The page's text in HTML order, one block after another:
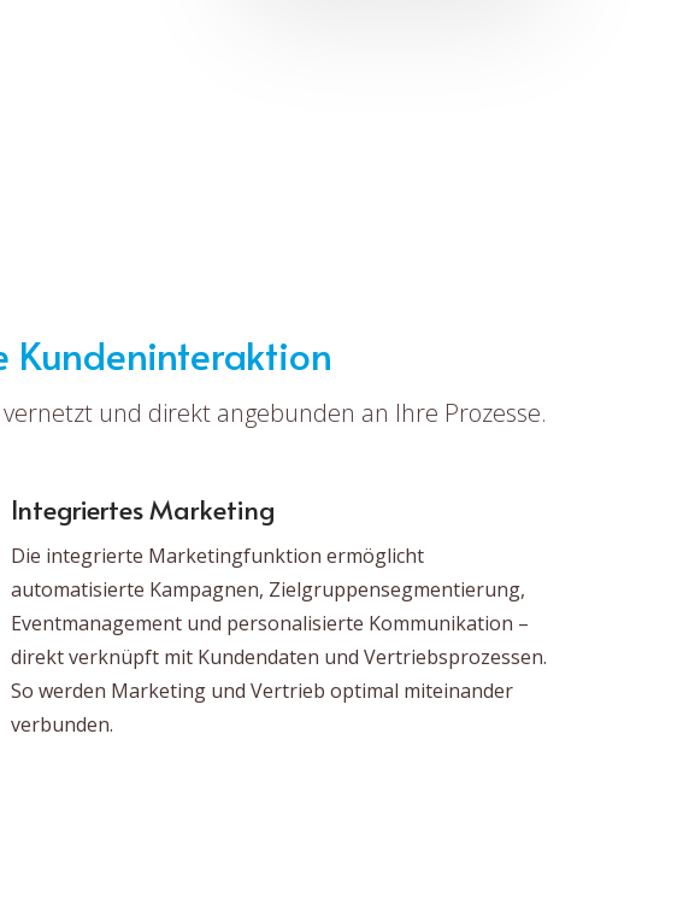
Kundeninteraktion
und direkt angebunden an Ihre Prozesse.
Integriertes Marketing
Die integrierte Marketingfunktion ermöglicht
automatisierte Kampagnen, Zielgruppensegmentierung,
Eventmanagement und personalisierte Kommunikation –
direkt verknüpft mit Kundendaten und Vertriebsprozessen.
So werden Marketing und Vertrieb optimal miteinander
verbunden.